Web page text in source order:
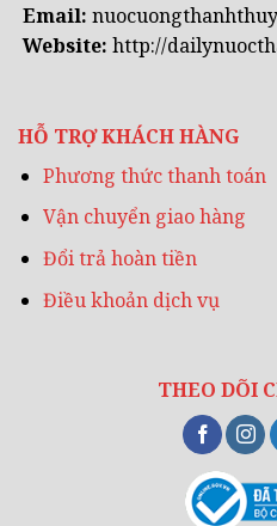
Email:
Website: http://
HỖ TRỢ KHÁCH HÀNG
Phương thức thanh toán
Vận chuyển giao hàng
Đổi trả hoàn tiền
Điều khoản dịch vụ
THEO DÕI